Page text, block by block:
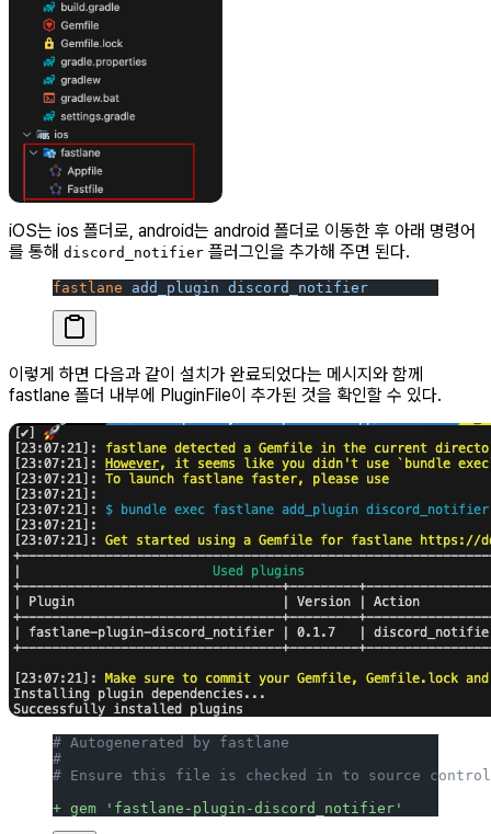
iOS는 ios 폴더로, android는 android 폴더로 이동한 후 아래 명령어
를 통해 discord_notifier 플러그인을 추가해 주면 된다.
fastlane add_plugin discord_notifier
이렇게 하면 다음과 같이 설치가 완료되었다는 메시지와 함께
fastlane 폴더 내부에 PluginFile이 추가된 것을 확인할 수 있다.
# Autogenerated by fastlane
#
# Ensure this file is checked in to source
+ gem 'fastlane-plugin-discord_notifier'